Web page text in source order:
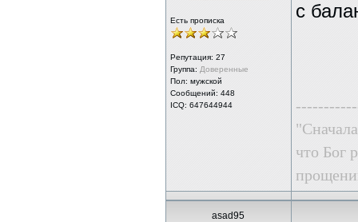
Есть прописка
Репутация: 27
Группа: Доверенные
Пол: мужской
Сообщений: 448
ICQ: 647644944
с
что Бог
asad95